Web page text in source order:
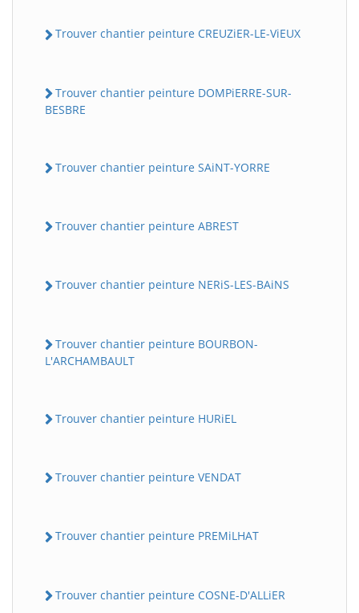
Trouver chantier peinture CREUZiER-LE-ViEUX
Trouver chantier peinture DOMPiERRE-SUR-
BESBRE
Trouver chantier peinture SAiNT-YORRE
Trouver chantier peinture ABREST
Trouver chantier peinture NERiS-LES-BAiNS
Trouver chantier peinture BOURBON-
L'ARCHAMBAULT
Trouver chantier peinture HURiEL
Trouver chantier peinture VENDAT
Trouver chantier peinture PREMiLHAT
Trouver chantier peinture COSNE-D'ALLiER